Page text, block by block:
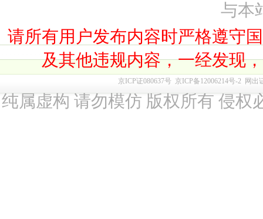
与本
请所有用户发布内容时严格遵守
及其他违规内容，一经发现
京ICP证080637号 京ICP备12006214号-2 网出
纯属虚构 请勿模仿 版权所有 侵权